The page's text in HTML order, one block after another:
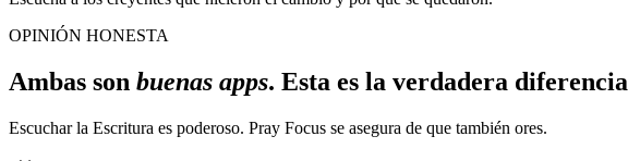
OPINIÓN HONESTA
Ambas son buenas apps. Esta es la verdadera diferencia
Escuchar la Escritura es poderoso. Pray Focus se asegura de que también ores.